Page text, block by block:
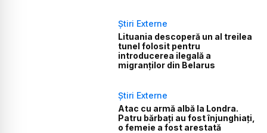
Știri Externe
Lituania descoperă un al treilea
tunel folosit pentru
introducerea ilegală a
migranților din Belarus
Știri Externe
Atac cu armă albă la Londra.
Patru bărbați au fost înjunghiați,
o femeie a fost arestată